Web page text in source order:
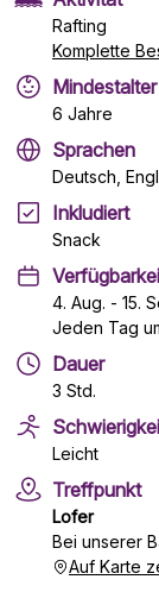
Rafting
Komplette
Mindestalter
6 Jahre
Sprachen
Deutsch,
Inkludiert
Snack
4. Aug. - 15.
Jeden Tag
Dauer
3 Std.
Leicht
Treffpunkt
Lofer
Bei unserer
Auf Karte